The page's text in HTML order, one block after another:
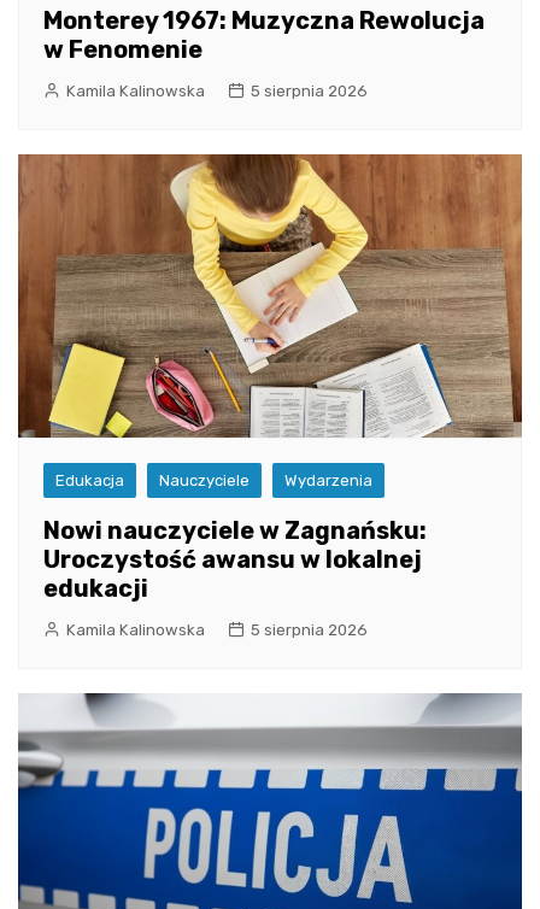
Monterey 1967: Muzyczna Rewolucja
w Fenomenie
Kamila Kalinowska 5 sierpnia 2026
Edukacja Nauczyciele Wydarzenia
Nowi nauczyciele w Zagnańsku:
Uroczystość awansu w lokalnej
edukacji
Kamila Kalinowska 5 sierpnia 2026